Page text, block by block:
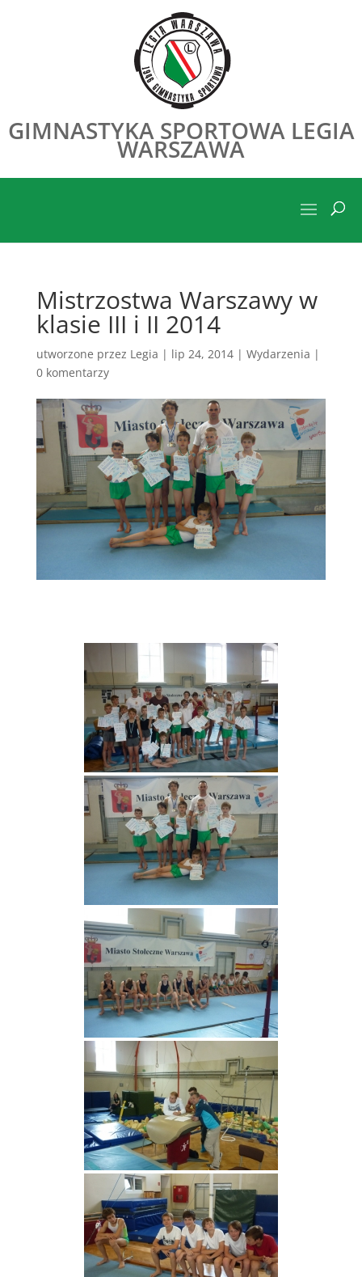
GIMNASTYKA SPORTOWA LEGIA
WARSZAWA
Mistrzostwa Warszawy w
klasie III i II 2014
utworzone przez Legia | lip 24, 2014| Wydarzenia |
0 komentarzy